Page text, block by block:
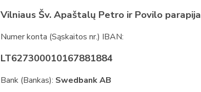
Vilniaus Šv. Apaštalų Petro ir Povilo parapija
Numer konta (Sąskaitos nr.) IBAN:
LT627300010167881884
Bank (Bankas): Swedbank AB